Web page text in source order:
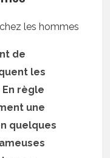
de
les
règle
une
quelques